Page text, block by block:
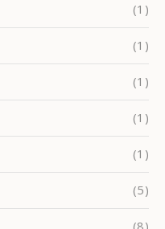
(1)
(1)
(1)
(1)
(1)
(5)
(8)